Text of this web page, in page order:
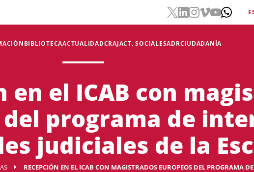
BIBLIOTECAACTUALIDADCRAJACT. SOCIALESADRCIUDADANÍA
en el ICAB con
programa de
judiciales de la
RECEPCIÓN EN EL ICAB CON MAGISTRADOS EUROPEOS DEL PROGRAMA